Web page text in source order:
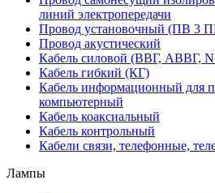
линий электропередачи
Провод установочный (ПВ
Провод акустический
Кабель силовой (ВВГ, АВВГ,
Кабель гибкий (КГ)
Кабель информационный для
компьютерный
Кабель коаксиальный
Кабель контрольный
Кабели связи, телефонные,
Лампы